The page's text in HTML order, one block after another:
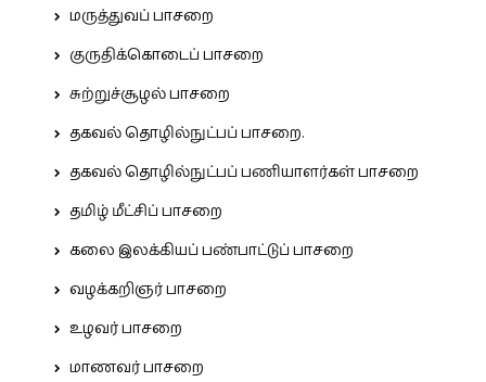
மருத்துவப் பாசறை
குருதிக்கொடைப் பாசறை
சுற்றுச்சூழல் பாசறை
தகவல் தொழில்நுட்பப் பாசறை.
தகவல் தொழில்நுட்பப் பணியாளர்கள் பாசறை
தமிழ் மீட்சிப் பாசறை
கலை இலக்கியப் பண்பாட்டுப் பாசறை
வழக்கறிஞர் பாசறை
உழவர் பாசறை
மாணவர் பாசறை